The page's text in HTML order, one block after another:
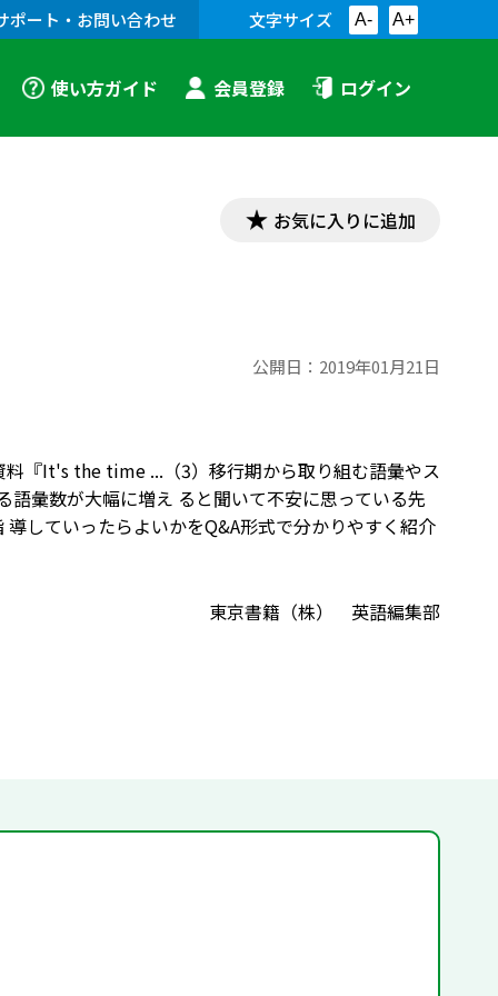
ポート・お問い合わせ 文字サイズ A- A+
使い方ガイド 会員登録 ログイン
お気に入りに追加
公開日： 2019年01月21日
『It's the time ...（3）移行期から取り組む語彙やス
彙数が大幅に増え ると聞いて不安に思っている先
していったらよいかをQ&A形式で分かりやすく紹介
東京書籍（株） 英語編集部